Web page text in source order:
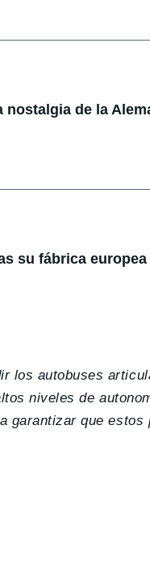
de la
su fábrica
los autobuses
niveles de
garantizar que estos